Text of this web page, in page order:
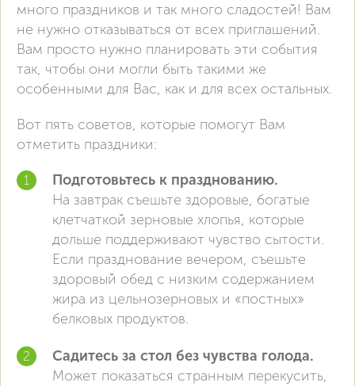
много праздников и так много сладостей! Вам
не нужно отказываться от всех приглашений.
Вам просто нужно планировать эти события
так, чтобы они могли быть такими же
особенными для Вас, как и для всех остальных.
Вот пять советов, которые помогут Вам
отметить праздники:
Подготовьтесь к празднованию.
На завтрак съешьте здоровые, богатые
клетчаткой зерновые хлопья, которые
дольше поддерживают чувство сытости.
Если празднование вечером, съешьте
здоровый обед с низким содержанием
жира из цельнозерновых и «постных»
белковых продуктов.
Садитесь за стол без чувства голода.
Может показаться странным перекусить,